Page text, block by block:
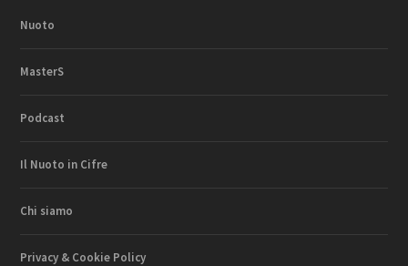
Nuoto
MasterS
Podcast
Il Nuoto in Cifre
Chi siamo
Privacy & Cookie Policy